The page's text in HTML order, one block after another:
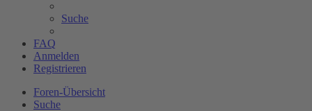
Suche
FAQ
Anmelden
Registrieren
Foren-Übersicht
Suche